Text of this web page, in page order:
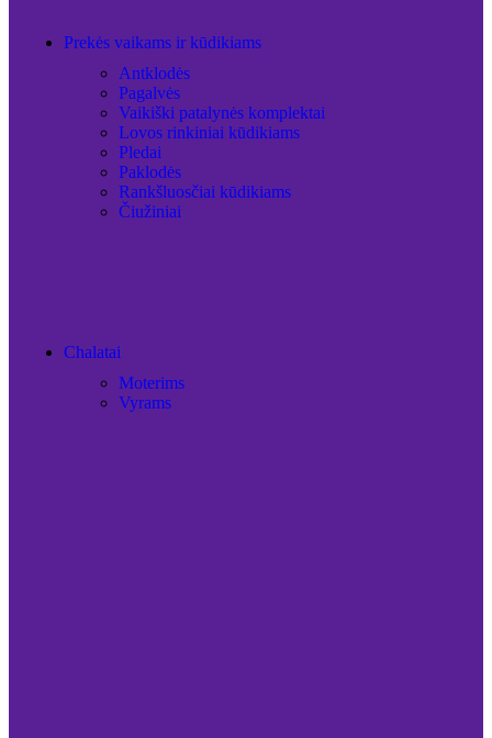
Prekės vaikams ir kūdikiams
Antklodės
Pagalvės
Vaikiški patalynės komplektai
Lovos rinkiniai kūdikiams
Pledai
Paklodės
Rankšluosčiai kūdikiams
Čiužiniai
Chalatai
Moterims
Vyrams